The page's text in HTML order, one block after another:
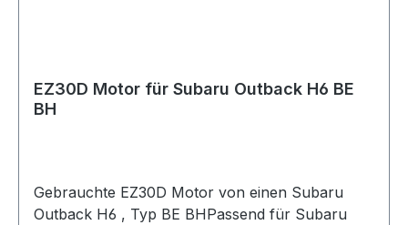
EZ30D Motor für Subaru Outback H6 BE
BH
Gebrauchte EZ30D Motor von einen Subaru
Outback H6 , Typ BE BHPassend für Subaru